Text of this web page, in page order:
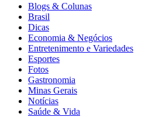
Blogs & Colunas
Brasil
Dicas
Economia & Negócios
Entretenimento e Variedades
Esportes
Fotos
Gastronomia
Minas Gerais
Notícias
Saúde & Vida